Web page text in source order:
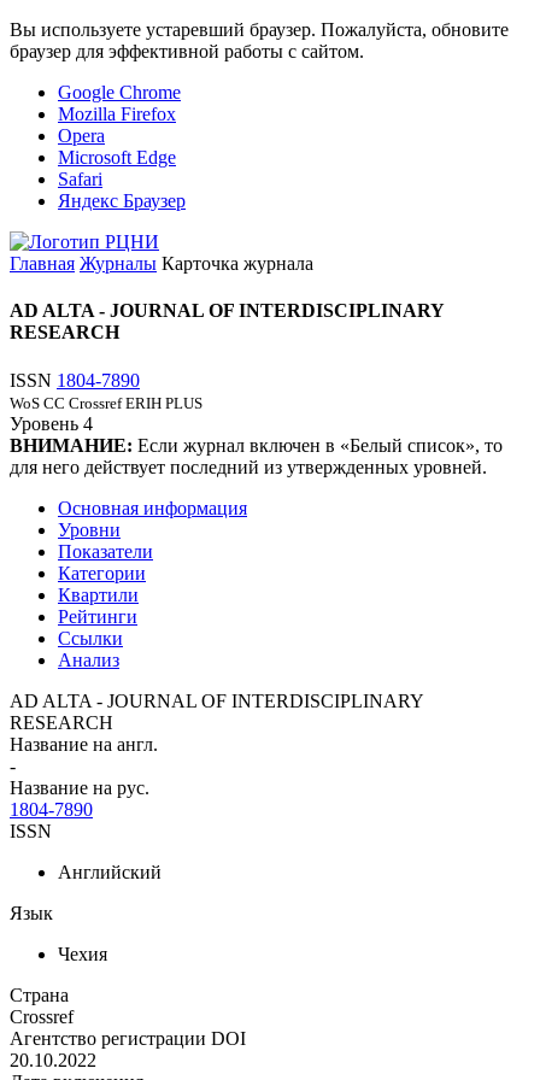
Вы используете устаревший браузер. Пожалуйста, обновите
браузер для эффективной работы с сайтом.
Google Chrome
Mozilla Firefox
Opera
Microsoft Edge
Safari
Яндекс Браузер
Главная Журналы Карточка журнала
AD ALTA - JOURNAL OF INTERDISCIPLINARY
RESEARCH
ISSN 1804-7890
WoS CC Crossref ERIH PLUS
Уровень 4
ВНИМАНИЕ: Если журнал включен в «Белый список», то
для него действует последний из утвержденных уровней.
Основная информация
Уровни
Показатели
Категории
Квартили
Рейтинги
Ссылки
Анализ
AD ALTA - JOURNAL OF INTERDISCIPLINARY
RESEARCH
Название на англ.
-
Название на рус.
1804-7890
ISSN
Английский
Язык
Чехия
Страна
Crossref
Агентство регистрации DOI
20.10.2022